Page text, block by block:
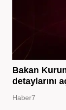
Bakan
detaylarını
Haber7